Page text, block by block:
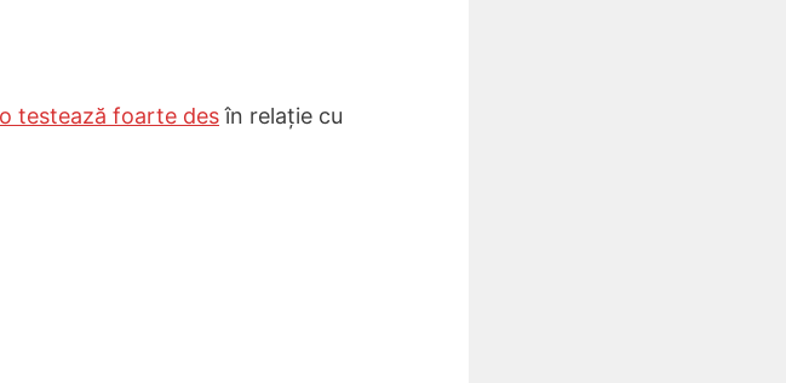
testează foarte desîn relație cu